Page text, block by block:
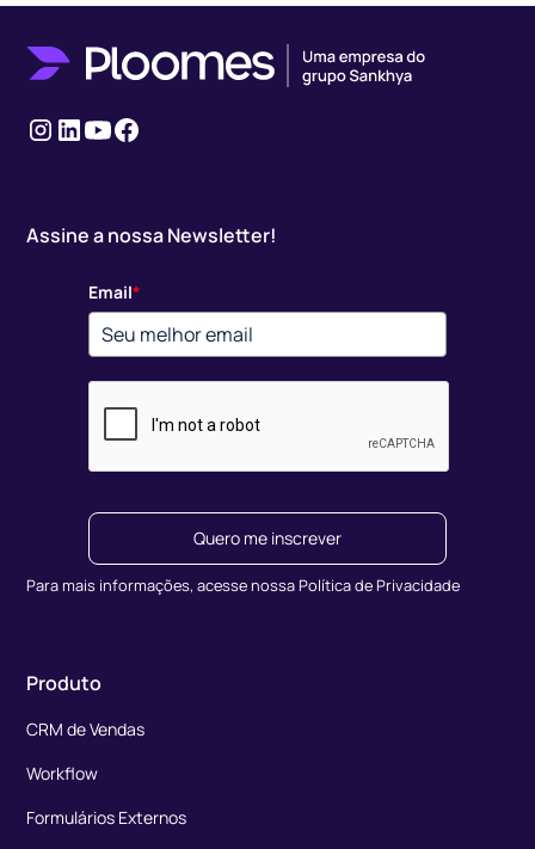
Instagram
Linkedin
YoutubeFacebook
Assine a nossa Newsletter!
Email*
Quero me inscrever
Para mais informações, acesse nossa Política de Privacidade
Produto
CRM de Vendas
Workflow
Formulários Externos